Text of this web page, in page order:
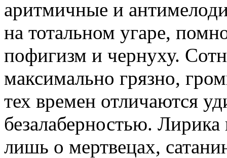
аритмичные и
на тотальном угаре,
пофигизм и чернуху.
максимально грязно,
тех времен отличаются
безалаберностью. Лирика
лишь о мертвецах,